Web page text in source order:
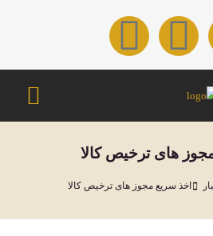
های ترخیص کالا
اخذ سریع مجوز های ترخیص کالا